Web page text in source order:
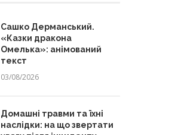
Сашко Дерманський.
«Казки дракона
Омелька»: анімований
текст
03/08/2026
Домашні травми та їхні
наслідки: на що звертати